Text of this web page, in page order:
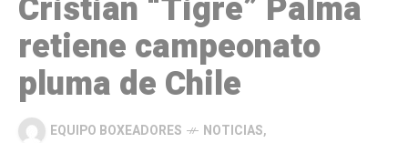
retiene campeonato
pluma de Chile
EQUIPO BOXEADORES NOTICIAS,